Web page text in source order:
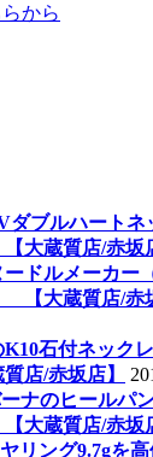
から
ダブルハートネ
大蔵質店/赤坂
ドルメーカー
【大蔵質店/赤
石付ネック
店/赤坂店】
ナのヒールパ
大蔵質店/赤坂
リング9.7gを